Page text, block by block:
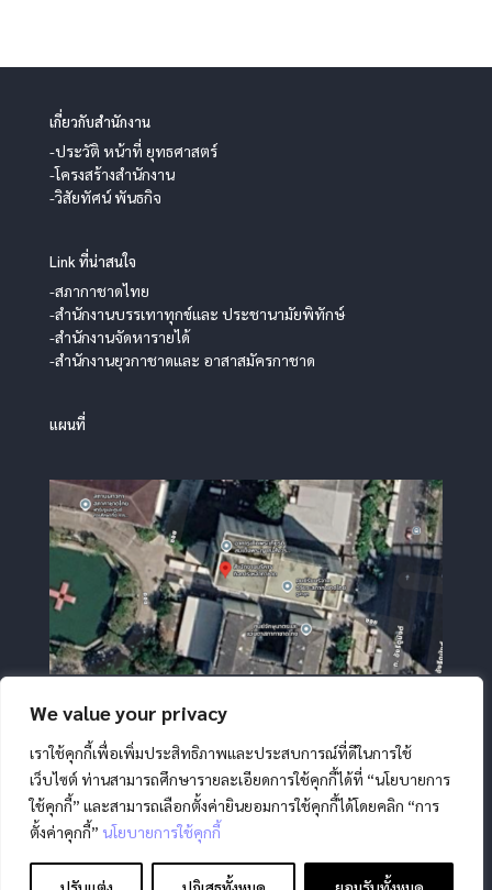
We value your privacy
เราใช้คุกกี้เพื่อเพิ่มประสิทธิภาพและประสบการณ์ที่ดีในการใช้
เว็บไซต์ ท่านสามารถศึกษารายละเอียดการใช้คุกกี้ได้ที่ “นโยบายการ
ใช้คุกกี้” และสามารถเลือกตั้งค่ายินยอมการใช้คุกกี้ได้โดยคลิก “การ
ตั้งค่าคุกกี้” นโยบายการใช้คุกกี้
เกี่ยวกับสำนักงาน
-ประวัติ หน้าที่ ยุทธศาสตร์
-โครงสร้างสำนักงาน
-วิสัยทัศน์ พันธกิจ
Link ที่น่าสนใจ
-สภากาชาดไทย
-สำนักงานบรรเทาทุกข์และ ประชานามัยพิทักษ์
-สำนักงานจัดหารายได้
-สำนักงานยุวกาชาดและ อาสาสมัครกาชาด
แผนที่
ส่วนบุคคล
นโยบายคุกกี้ |ข้อตกลงการใช้งาน | มาตรการ